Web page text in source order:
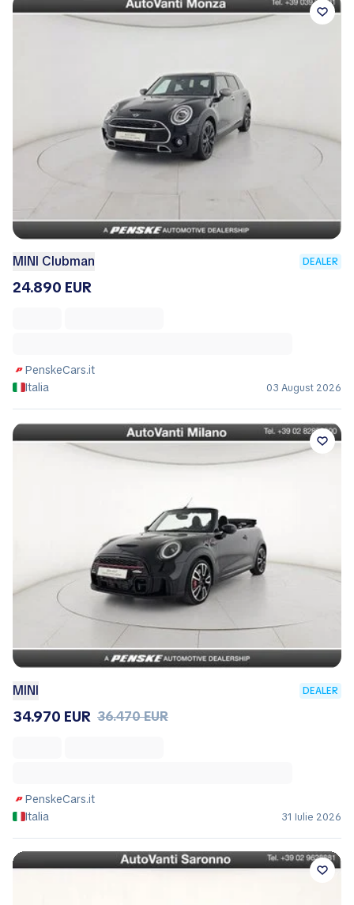
MINI Clubman DEALER
24.890 EUR
PenskeCars.it
Italia
03 August 2026
MINI DEALER
34.970 EUR 36.470 EUR
PenskeCars.it
Italia
31 Iulie 2026